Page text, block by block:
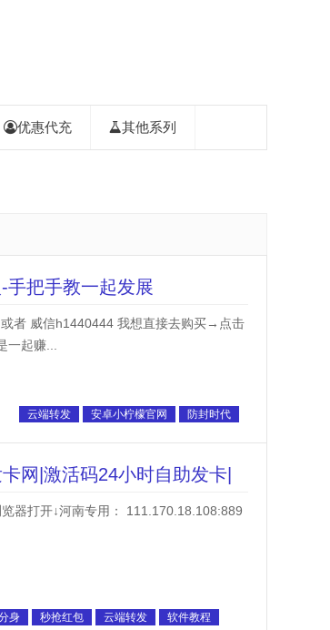
优惠代充 其他系列
手把手教一起发展
我想直接去购买→点击
起赚...
云端转发 安卓小柠檬官网 防封时代
网|激活码24小时自助发卡|
器打开↓河南专用： 111.170.18.108:889
身 秒抢红包 云端转发
软件教程